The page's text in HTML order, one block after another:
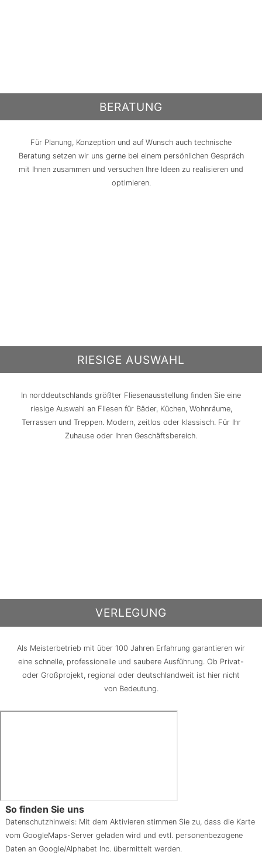
BERATUNG
Für Planung, Konzeption und auf Wunsch auch technische
Beratung setzen wir uns gerne bei einem persönlichen Gespräch
mit Ihnen zusammen und versuchen Ihre Ideen zu realisieren und
optimieren.
RIESIGE AUSWAHL
In norddeutschlands größter Fliesenausstellung finden Sie eine
riesige Auswahl an Fliesen für Bäder, Küchen, Wohnräume,
Terrassen und Treppen. Modern, zeitlos oder klassisch. Für Ihr
Zuhause oder Ihren Geschäftsbereich.
VERLEGUNG
Als Meisterbetrieb mit über 100 Jahren Erfahrung garantieren wir
eine schnelle, professionelle und saubere Ausführung. Ob Privat-
oder Großprojekt, regional oder deutschlandweit ist hier nicht
von Bedeutung.
So finden Sie uns
Datenschutzhinweis: Mit dem Aktivieren stimmen Sie zu, dass die Karte
vom GoogleMaps-Server geladen wird und evtl. personenbezogene
Daten an Google/Alphabet Inc. übermittelt werden.